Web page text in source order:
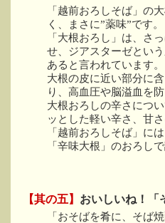
「越前おろしそば」の
く、まさに”薬味”です。
「大根おろし」は、さ
せ、ジアスターゼとい
あると言われています。
大根の皮に近い部分に
り、高血圧や脳溢血を防
大根おろしの辛さにつ
ッとした軽い辛さ、甘
「越前おろしそば」に
「辛味大根」のおろし
【其の五】 おいしいね！「
「おそばを肴に、そば